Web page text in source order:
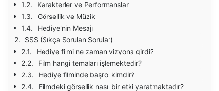
Karakterler ve Performanslar
Görsellik ve Müzik
Hediye'nin Mesajı
SSS (Sıkça Sorulan Sorular)
Hediye filmi ne zaman vizyona girdi?
Film hangi temaları işlemektedir?
Hediye filminde başrol kimdir?
Filmdeki görsellik nasıl bir etki yaratmaktadır?